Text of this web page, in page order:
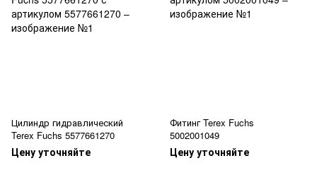
Цилиндр гидравлический
Terex Fuchs 5577661270
Цену уточняйте
Фитинг Terex Fuchs
5002001049
Цену уточняйте